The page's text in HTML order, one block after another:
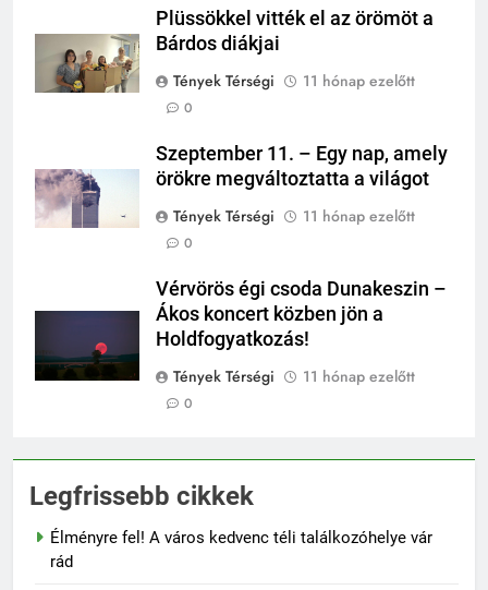
Plüssökkel vitték el az örömöt a
Bárdos diákjai
Tények Térségi
11 hónap ezelőtt
0
Szeptember 11. – Egy nap, amely
örökre megváltoztatta a világot
Tények Térségi
11 hónap ezelőtt
0
Vérvörös égi csoda Dunakeszin –
Ákos koncert közben jön a
Holdfogyatkozás!
Tények Térségi
11 hónap ezelőtt
0
Legfrissebb cikkek
Élményre fel! A város kedvenc téli találkozóhelye vár
rád